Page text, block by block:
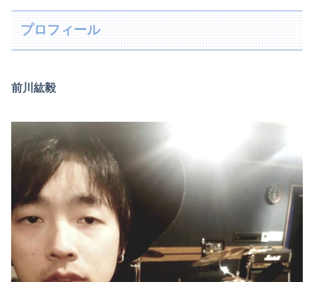
プロフィール
前川紘毅